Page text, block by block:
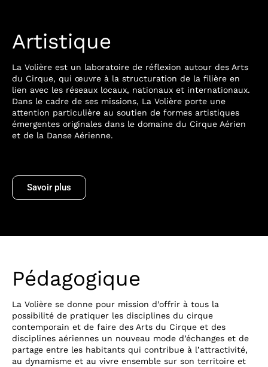
Artistique
La Volière est un laboratoire de réflexion autour des Arts
du Cirque, qui œuvre à la structuration de la filière en
lien avec les réseaux locaux, nationaux et internationaux.
Dans le cadre de ses missions, La Volière porte une
attention particulière au soutien de formes artistiques
émergentes originales dans le domaine du Cirque Aérien
et de la Danse Aérienne.
Savoir plus
Pédagogique
La Volière se donne pour mission d’offrir à tous la
possibilité de pratiquer les disciplines du cirque
contemporain et de faire des Arts du Cirque et des
disciplines aériennes un nouveau mode d’échanges et de
partage entre les habitants qui contribue à l’attractivité,
au dynamisme et au vivre ensemble sur son territoire et